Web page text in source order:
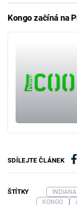
Kongo začíná na
SDÍLEJTE ČLÁNEK
ŠTÍTKY
KONGO